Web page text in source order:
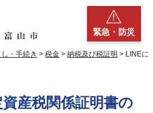
緊急・防災
し・手続き > 税金 > 納税及び税証明 > LINEに
産税関係証明書の